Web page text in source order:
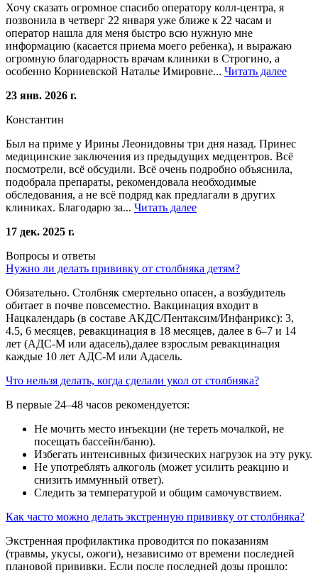
Хочу сказать огромное спасибо оператору колл-центра, я
позвонила в четверг 22 января уже ближе к 22 часам и
оператор нашла для меня быстро всю нужную мне
информацию (касается приема моего ребенка), и выражаю
огромную благодарность врачам клиники в Строгино, а
особенно Корниевской Наталье Имировне... Читать далее
23 янв. 2026 г.
Константин
Был на приме у Ирины Леонидовны три дня назад. Принес
медицинские заключения из предыдущих медцентров. Всё
посмотрели, всё обсудили. Всё очень подробно объяснила,
подобрала препараты, рекомендовала необходимые
обследования, а не всё подряд как предлагали в других
клиниках. Благодарю за... Читать далее
17 дек. 2025 г.
Вопросы и ответы
Нужно ли делать прививку от столбняка детям?
Обязательно. Столбняк смертельно опасен, а возбудитель
обитает в почве повсеместно. Вакцинация входит в
Нацкалендарь (в составе АКДС/Пентаксим/Инфанрикс): 3,
4.5, 6 месяцев, ревакцинация в 18 месяцев, далее в 6–7 и 14
лет (АДС-М или адасель),далее взрослым ревакцинация
каждые 10 лет АДС-М или Адасель.
Что нельзя делать, когда сделали укол от столбняка?
В первые 24–48 часов рекомендуется:
Не мочить место инъекции (не тереть мочалкой, не
посещать бассейн/баню).
Избегать интенсивных физических нагрузок на эту руку.
Не употреблять алкоголь (может усилить реакцию и
снизить иммунный ответ).
Следить за температурой и общим самочувствием.
Как часто можно делать экстренную прививку от столбняка?
Экстренная профилактика проводится по показаниям
(травмы, укусы, ожоги), независимо от времени последней
плановой прививки. Если после последней дозы прошло: